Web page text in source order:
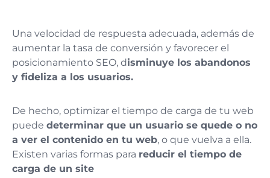
Una velocidad de respuesta adecuada, además de
aumentar la tasa de conversión y favorecer el
posicionamiento SEO, disminuye los abandonos
y fideliza a los usuarios.
De hecho, optimizar el tiempo de carga de tu web
puede determinar que un usuario se quede o no
a ver el contenido en tu web, o que vuelva a ella.
Existen varias formas para reducir el tiempo de
carga de un site